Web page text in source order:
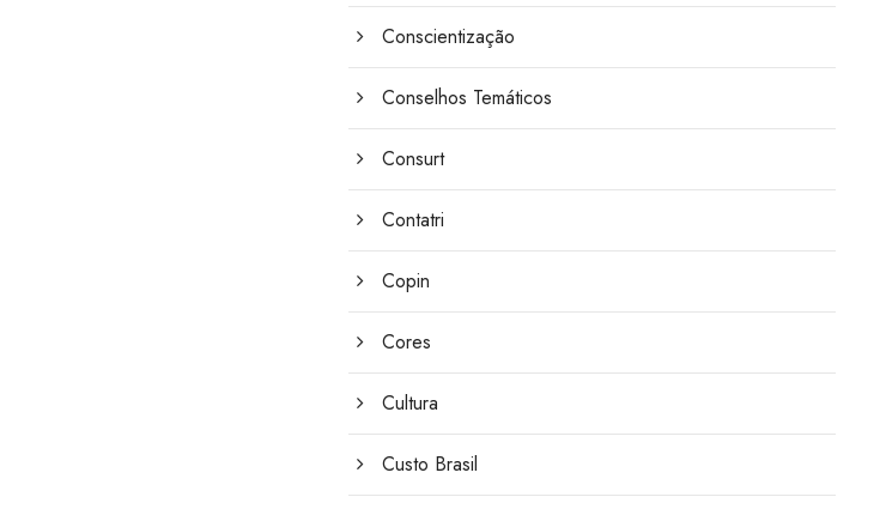
Conscientização
Conselhos Temáticos
Consurt
Contatri
Copin
Cores
Cultura
Custo Brasil